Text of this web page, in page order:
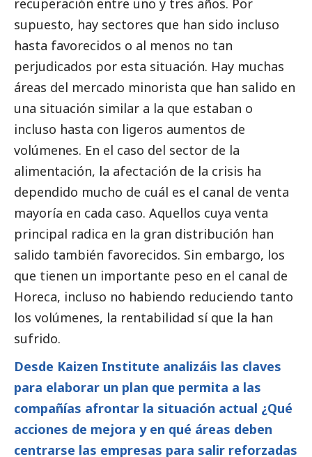
recuperación entre uno y tres años. Por
supuesto, hay sectores que han sido incluso
hasta favorecidos o al menos no tan
perjudicados por esta situación. Hay muchas
áreas del mercado minorista que han salido en
una situación similar a la que estaban o
incluso hasta con ligeros aumentos de
volúmenes. En el caso del sector de la
alimentación, la afectación de la crisis ha
dependido mucho de cuál es el canal de venta
mayoría en cada caso. Aquellos cuya venta
principal radica en la gran distribución han
salido también favorecidos. Sin embargo, los
que tienen un importante peso en el canal de
Horeca, incluso no habiendo reduciendo tanto
los volúmenes, la rentabilidad sí que la han
sufrido.
Desde Kaizen Institute analizáis las claves
para elaborar un plan que permita a las
compañías afrontar la situación actual ¿Qué
acciones de mejora y en qué áreas deben
centrarse las empresas para salir reforzadas